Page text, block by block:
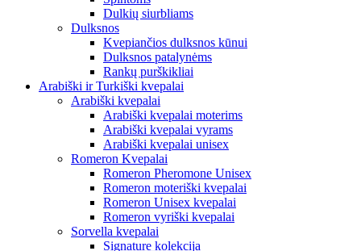
Dulkių siurbliams
Dulksnos
Kvepiančios dulksnos kūnui
Dulksnos patalynėms
Rankų purškikliai
Arabiški ir Turkiški kvepalai
Arabiški kvepalai
Arabiški kvepalai moterims
Arabiški kvepalai vyrams
Arabiški kvepalai unisex
Romeron Kvepalai
Romeron Pheromone Unisex
Romeron moteriški kvepalai
Romeron Unisex kvepalai
Romeron vyriški kvepalai
Sorvella kvepalai
Signature kolekcija